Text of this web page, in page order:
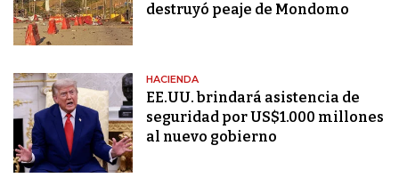
destruyó peaje de Mondomo
HACIENDA
EE.UU. brindará asistencia de
seguridad por US$1.000 millones
al nuevo gobierno